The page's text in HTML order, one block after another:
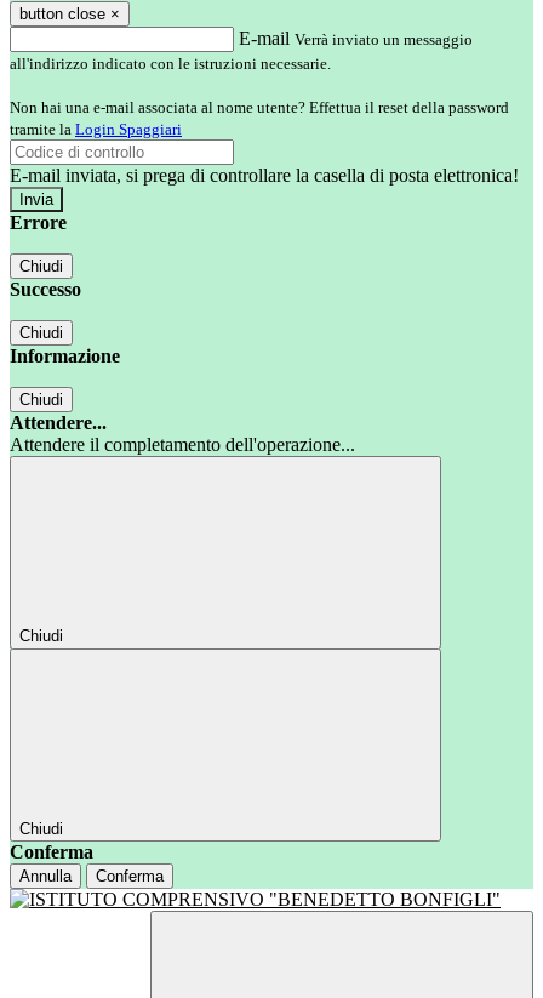
button close ×
E-mail Verrà inviato un messaggio
all'indirizzo indicato con le istruzioni necessarie.
Non hai una e-mail associata al nome utente? Effettua il reset della password
tramite la Login Spaggiari
E-mail inviata, si prega di controllare la casella di posta elettronica!
Errore
Chiudi
Successo
Chiudi
Informazione
Chiudi
Attendere...
Attendere il completamento dell'operazione...
Chiudi
Chiudi
Conferma
Annulla Conferma